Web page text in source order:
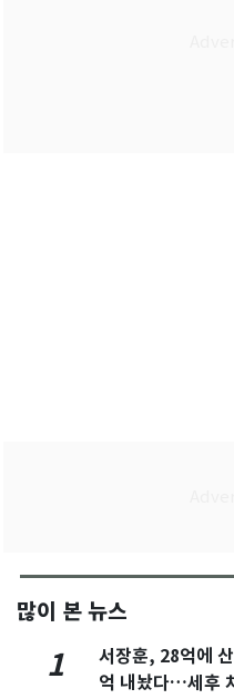
많이 본 뉴스
1
서장훈, 28억에
억 내놨다…세후